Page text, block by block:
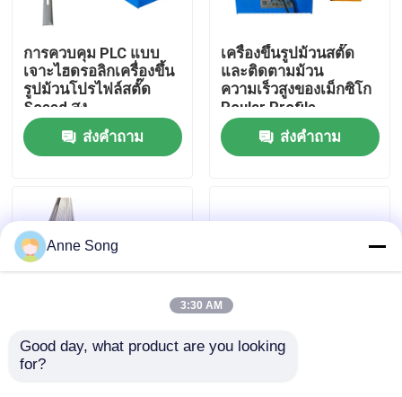
ทัวร์โรงงาน
ควบคุมคุณภาพ
ติดต่อเรา
ข่าว
คดี
การควบคุม PLC แบบ
เจาะไฮดรอลิกเครื่องขึ้น
รูปม้วนโปรไฟล์สตั๊ด
Soeed สูง
ส่งคำถาม
เครื่องขึ้นรูปม้วนสตั๊ด
และติดตามม้วน
ความเร็วสูงของเม็กซิโก
Poular Profile
ส่งคำถาม
ผลิตเครื่องขึ้นรูปม้วน
Anne Song
3:30 AM
Good day, what product are you looking
for?